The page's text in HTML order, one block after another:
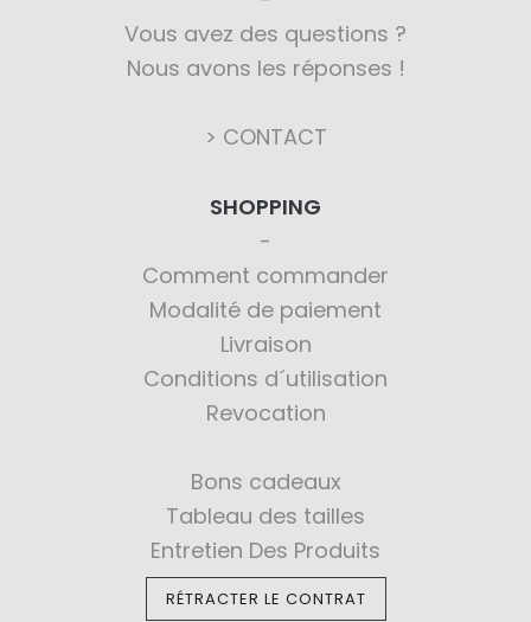
Vous avez des questions ?
Nous avons les réponses !
> CONTACT
SHOPPING
Comment commander
Modalité de paiement
Livraison
Conditions d´utilisation
Revocation
Bons cadeaux
Tableau des tailles
Entretien Des Produits
RÉTRACTER LE CONTRAT